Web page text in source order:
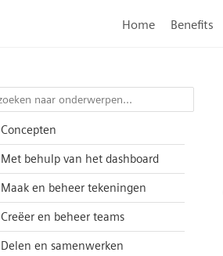
Home Benefits
Concepten
Met behulp van het dashboard
Maak en beheer tekeningen
Creëer en beheer teams
Delen en samenwerken